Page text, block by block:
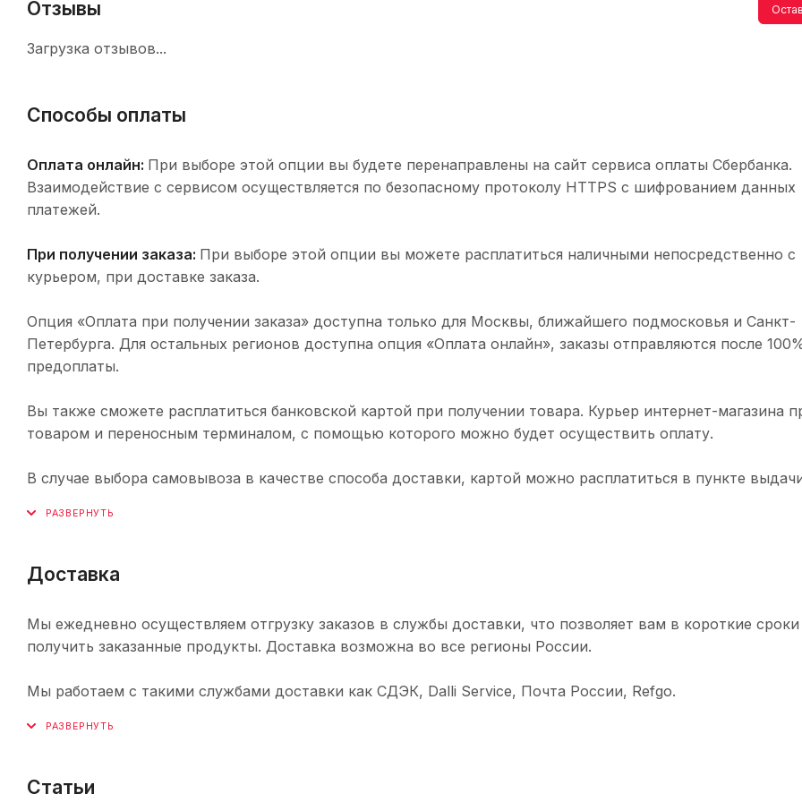
Отзывы
Загрузка отзывов...
Способы оплаты
Оплата онлайн: При выборе этой опции вы будете перенаправлены на сайт сервиса оплаты Сбербанка.
Взаимодействие с сервисом осуществляется по безопасному протоколу HTTPS с шифрованием данных
платежей.
При получении заказа: При выборе этой опции вы можете расплатиться наличными непосредственно с
курьером, при доставке заказа.
Опция «Оплата при получении заказа» доступна только для Москвы, ближайшего подмосковья и Санкт-
Петербурга. Для остальных регионов доступна опция «Оплата онлайн», заказы отправляются после
предоплаты.
Вы также сможете расплатиться банковской картой при получении товара. Курьер интернет-магазина
товаром и переносным терминалом, с помощью которого можно будет осуществить оплату.
В случае выбора самовывоза в качестве способа доставки, картой можно расплатиться в пункте
Доставка
Мы ежедневно осуществляем отгрузку заказов в службы доставки, что позволяет вам в короткие сроки
получить заказанные продукты. Доставка возможна во все регионы России.
Мы работаем с такими службами доставки как СДЭК, Dalli Service, Почта России, Refgo.
Статьи